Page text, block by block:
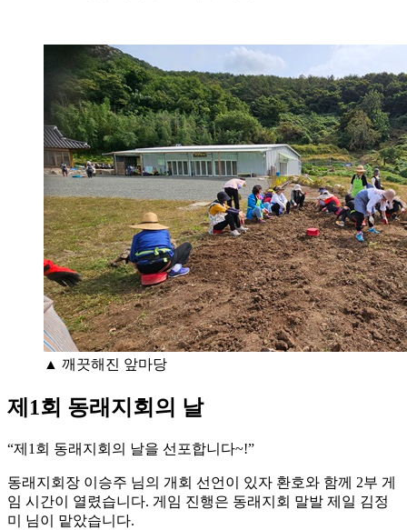
▲ 깨끗해진 앞마당
제1회 동래지회의 날
“제1회 동래지회의 날을 선포합니다~!”
동래지회장 이승주 님의 개회 선언이 있자 환호와 함께 2부 게
임 시간이 열렸습니다. 게임 진행은 동래지회 말발 제일 김정
미 님이 맡았습니다.